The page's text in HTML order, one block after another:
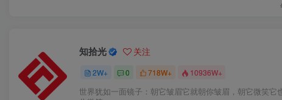
知拾光 关注
2W+ 0 718W+ 10936W+
世界犹如一面镜子：朝它皱眉它就朝你皱眉，朝它微笑它